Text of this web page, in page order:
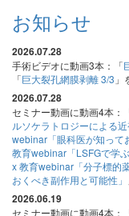
お知らせ
2026.07.28
手術ビデオに動画3本：「
「巨大裂孔網膜剥離 3/3 」
2026.07.28
セミナー動画に動画4本：
ルソケラトロジーによる近
webinar「眼科医が知って
教育webinar「LSFGで学
x 教育webinar「分子標的
おくべき副作用と可能性」
2026.06.19
セミナー動画に動画4本：